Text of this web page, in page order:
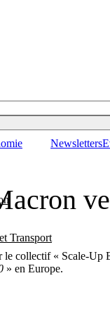
Transport
Newsletters
collectif « Scale-Up
» en Europe.